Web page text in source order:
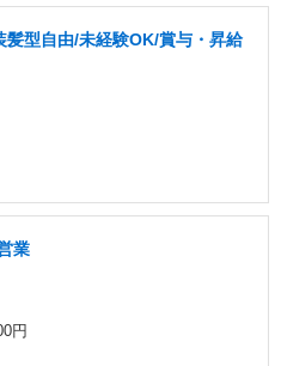
型自由/未経験OK/賞与・昇給
業
円